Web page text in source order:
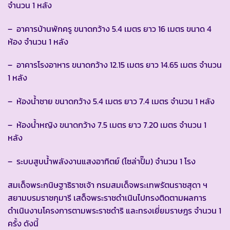
จำนวน 1 หลัง
– อาคารบ้านพักครู ขนาดกว้าง 5.4 เมตร ยาว 16 เมตร ขนาด 4
ห้อง จำนวน 1 หลัง
– อาคารโรงอาหาร ขนาดกว้าง 12.15 เมตร ยาว 14.65 เมตร จำนวน
1 หลัง
– ห้องน้ำชาย ขนาดกว้าง 5.4 เมตร ยาว 7.4 เมตร จำนวน 1 หลัง
– ห้องน้ำหญิง ขนาดกว้าง 7.5 เมตร ยาว 7.20 เมตร จำนวน 1
หลัง
– ระบบสูบน้ำพลังงานแสงอาทิตย์ (โซล่าปั๊ม) จำนวน 1 โรง
สมเด็จพระกนิษฐาธิราชเจ้า กรมสมเด็จพระเทพรัตนราชสุดา ฯ
สยามบรมราชกุมารี เสด็จพระราชดำเนินไปทรงติดตามผลการ
ดำเนินงานโครงการตามพระราชดำริ และทรงเยี่ยมราษฎร จำนวน 1
ครั้ง ดังนี้